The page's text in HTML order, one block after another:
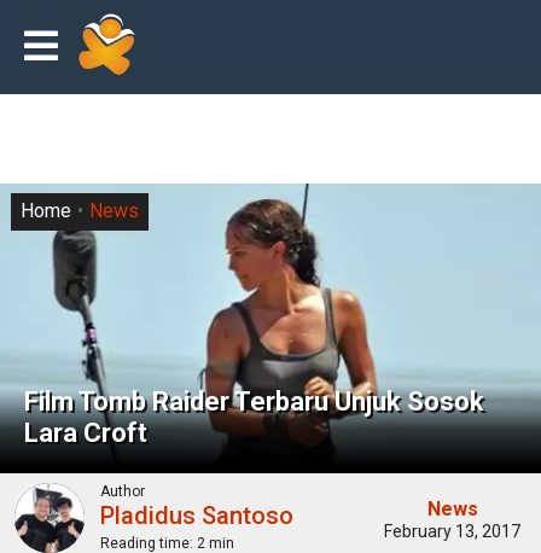
Film Tomb Raider Terbaru Unjuk Sosok
Lara Croft
Home News
Author
Pladidus Santoso
Reading time: 2 min
News
February 13, 2017